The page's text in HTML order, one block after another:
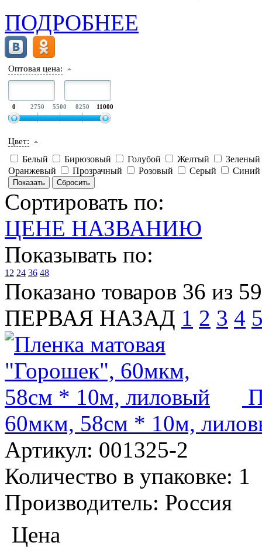
ПОДРОБНЕЕ
Оптовая цена:
0 2750 5500 8250 11000
Цвет:
Белый Бирюзовый Голубой Желтый
Зеленый
Оранжевый
Прозрачный Розовый Серый Синий
Сортировать по:
ЦЕНЕ НАЗВАНИЮ
Показывать по:
12 24 36 48
Показано товаров 36 из
ПЕРВАЯ НАЗАД 1 2 3 4
60мкм, 58см * 10м,
Артикул: 001325-2
Количество в упаковке: 1
Производитель: Россия
Цена